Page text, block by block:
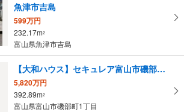
魚津市吉島
599万円
232.17m2
富山県魚津市吉島
【大和ハウス】セキュレア富山市磯部町1丁目 （建築条件付宅地分譲）
5,820万円
392.89m2
富山県富山市磯部町1丁目